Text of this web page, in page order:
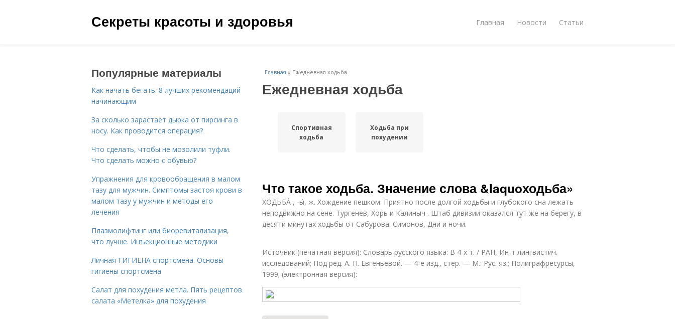
Секреты красоты и здоровья Главная Новости Статьи
Главная » Ежедневная ходьба
Ежедневная ходьба
Спортивная
ходьба
Ходьба при
похудении
Что такое ходьба. Значение слова &laquoходьба»
ХОДЬБА́ , -ы́, ж. Хождение пешком. Приятно после долгой ходьбы и глубокого сна лежать
неподвижно на сене. Тургенев, Хорь и Калиныч . Штаб дивизии оказался тут же на берегу, в
десяти минутах ходьбы от Сабурова. Симонов, Дни и ночи.
Источник (печатная версия): Словарь русского языка: В 4-х т. / РАН, Ин-т лингвистич.
исследований; Под ред. А. П. Евгеньевой. — 4-е изд., стер. — М.: Рус. яз.; Полиграфресурсы,
1999; (электронная версия):
Популярные материалы
Как начать бегать. 8 лучших рекомендаций
начинающим
За сколько зарастает дырка от пирсинга в
носу. Как проводится операция?
Что сделать, чтобы не мозолили туфли.
Что сделать можно с обувью?
Упражнения для кровообращения в малом
тазу для мужчин. Симптомы застоя крови в
малом тазу у мужчин и методы его
лечения
Плазмолифтинг или биоревитализация,
что лучше. Инъекционные методики
Личная ГИГИЕНА спортсмена. Основы
гигиены спортсмена
Салат для похудения метла. Пять рецептов
салата «Метелка» для похудения